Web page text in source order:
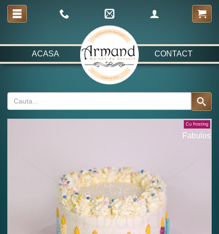
ACASA CONTACT
Cu frosting
Fabulos